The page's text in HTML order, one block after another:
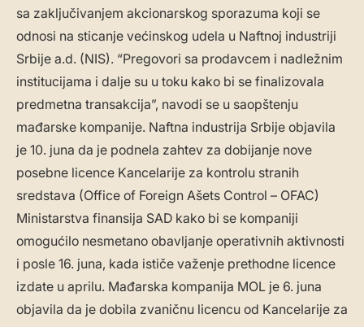
sa zaključivanjem akcionarskog sporazuma koji se
odnosi na sticanje većinskog udela u Naftnoj industriji
Srbije a.d. (NIS). “Pregovori sa prodavcem i nadležnim
institucijama i dalje su u toku kako bi se finalizovala
predmetna transakcija”, navodi se u saopštenju
mađarske kompanije. Naftna industrija Srbije objavila
je 10. juna da je podnela zahtev za dobijanje nove
posebne licence Kancelarije za kontrolu stranih
sredstava (Office of Foreign Ašets Control – OFAC)
Ministarstva finansija SAD kako bi se kompaniji
omogućilo nesmetano obavljanje operativnih aktivnosti
i posle 16. juna, kada ističe važenje prethodne licence
izdate u aprilu. Mađarska kompanija MOL je 6. juna
objavila da je dobila zvaničnu licencu od Kancelarije za